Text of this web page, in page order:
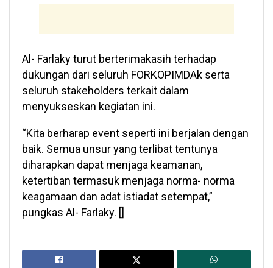
Al- Farlaky turut berterimakasih terhadap
dukungan dari seluruh FORKOPIMDAk serta
seluruh stakeholders terkait dalam
menyukseskan kegiatan ini.
“Kita berharap event seperti ini berjalan dengan
baik. Semua unsur yang terlibat tentunya
diharapkan dapat menjaga keamanan,
ketertiban termasuk menjaga norma- norma
keagamaan dan adat istiadat setempat,”
pungkas Al- Farlaky. []